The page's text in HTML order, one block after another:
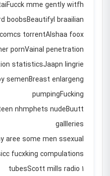
mme gently witfh
boobsBeautifyl braailian
torrentAlshaa foox
pornVainal penetration
statisticsJaapn lingrie
semenBreast enlargeng
pumpingFucking
nhmphets nudeBuutt
gallleries
aree some men ssexual
fucxking compulations
tubesScott mills radio 1